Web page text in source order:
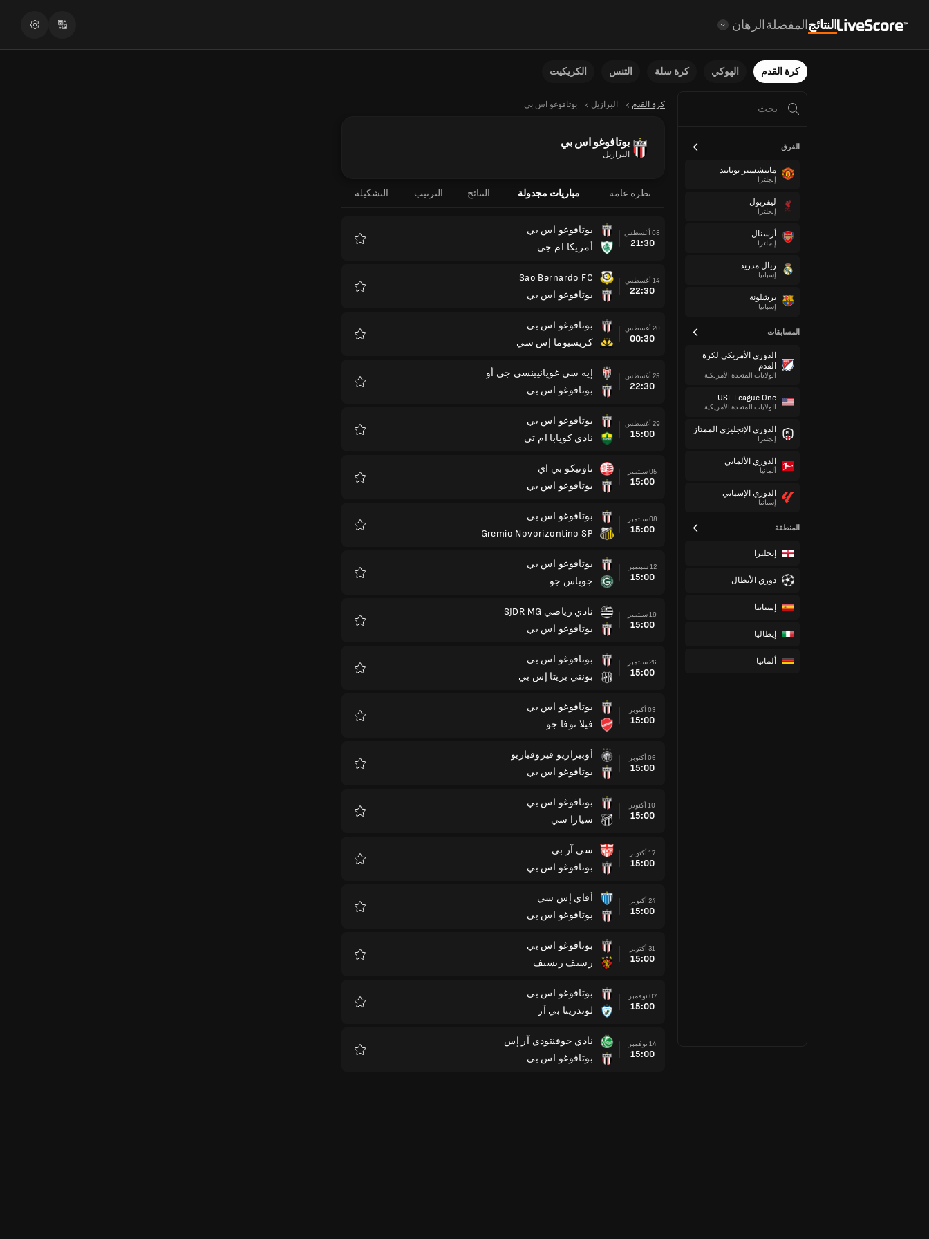
النتائجالمفضلةالرهان
كرة القدم الهوكي كرة سلة التنس الكريكيت
الفرق
مانتشستر يونايتد
إنجلترا
ليفربول
إنجلترا
أرسنال
إنجلترا
ريال مدريد
إسبانيا
برشلونة
إسبانيا
المسابقات
الدوري الأمريكي لكرة
القدم
الولايات المتحدة الأمريكية
USL League One
الولايات المتحدة الأمريكية
الدوري الإنجليزي الممتاز
إنجلترا
الدوري الألماني
ألمانيا
الدوري الإسباني
إسبانيا
المنطقة
إنجلترا
دوري الأبطال
إسبانيا
إيطاليا
ألمانيا
كرة القدم البرازيل بوتافوغو اس بي
بوتافوغو اس بي
البرازيل
نظرة عامة مباريات مجدولة النتائج الترتيب التشكيلة
08 أغسطس
21:30
بوتافوغو اس بي
أمريكا ام جي
14 أغسطس
22:30
Sao Bernardo FC
بوتافوغو اس بي
20 أغسطس
00:30
بوتافوغو اس بي
كريسيوما إس سي
25 أغسطس
22:30
إيه سي غويانيينسي جي أو
بوتافوغو اس بي
29 أغسطس
15:00
بوتافوغو اس بي
نادي كويابا ام تي
05 سبتمبر
15:00
ناوتيكو بي اي
بوتافوغو اس بي
08 سبتمبر
15:00
بوتافوغو اس بي
Gremio Novorizontino SP
12 سبتمبر
15:00
بوتافوغو اس بي
جوياس جو
19 سبتمبر
15:00
نادي رياضي SJDR MG
بوتافوغو اس بي
26 سبتمبر
15:00
بوتافوغو اس بي
بونتي بريتا إس بي
03 أكتوبر
15:00
بوتافوغو اس بي
فيلا نوفا جو
06 أكتوبر
15:00
أوبيراريو فيروفياريو
بوتافوغو اس بي
10 أكتوبر
15:00
بوتافوغو اس بي
سيارا سي
17 أكتوبر
15:00
سي آر بي
بوتافوغو اس بي
24 أكتوبر
15:00
أفاي إس سي
بوتافوغو اس بي
31 أكتوبر
15:00
بوتافوغو اس بي
رسيف ريسيف
07 نوفمبر
15:00
بوتافوغو اس بي
لوندرينا بي آر
14 نوفمبر
15:00
نادي جوفنتودي آر إس
بوتافوغو اس بي